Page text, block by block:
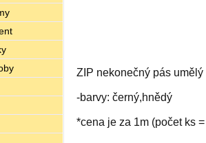
ZIP nekonečný pás
-barvy: černý,hnědý
*cena je za 1m (počet ks